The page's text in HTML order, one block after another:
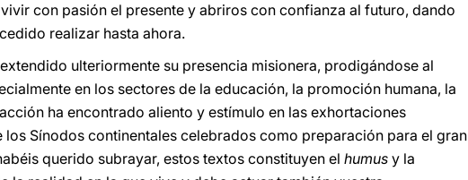
con pasión el presente y abriros con confianza al futuro, dando
realizar hasta ahora.
ulteriormente su presencia misionera, prodigándose al
en los sectores de la educación, la promoción humana, la
ha encontrado aliento y estímulo en las exhortaciones
Sínodos continentales celebrados como preparación para el gran
querido subrayar, estos textos constituyen el humus y la